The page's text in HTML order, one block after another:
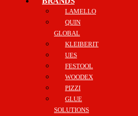
LAMELLO
QUIN
GLOBAL
KLEIBERIT
UES
FESTOOL
WOODEX
PIZZI
GLUE
SOLUTIONS